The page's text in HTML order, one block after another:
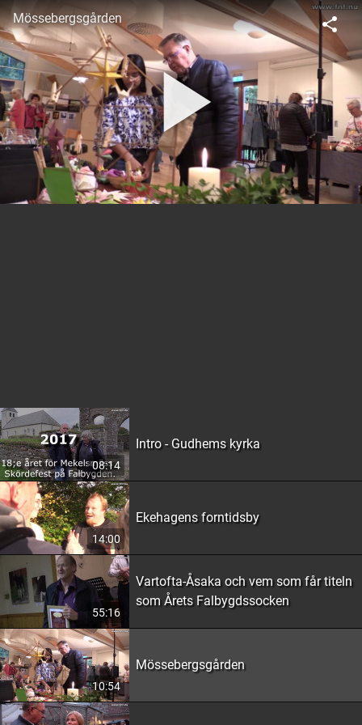
Mössebergsgården
08:14
Intro - Gudhems kyrka
14:00
Ekehagens forntidsby
55:16
Vartofta-Åsaka och vem som får titeln
som Årets Falbygdssocken
10:54
Mössebergsgården